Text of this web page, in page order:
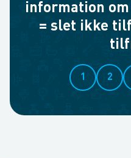
information
= slet ikke
1 2